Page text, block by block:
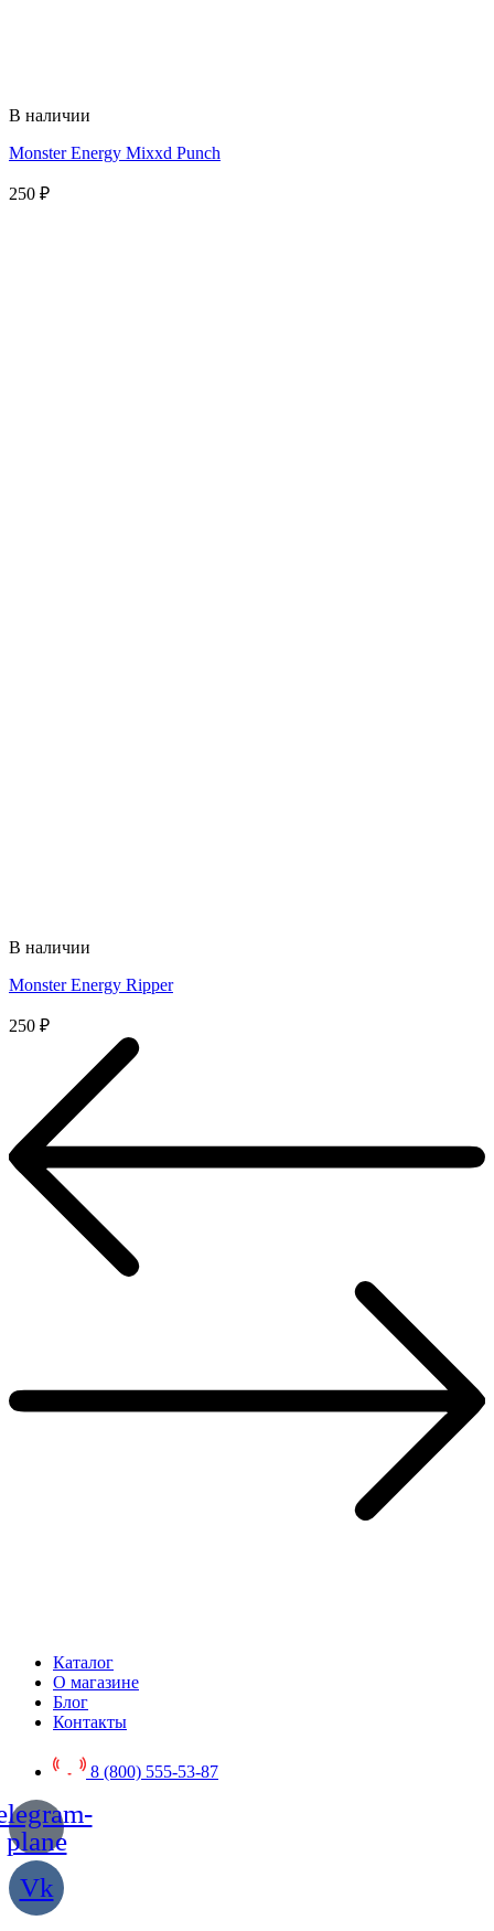
В наличии
Monster Energy Mixxd Punch
250 ₽
В наличии
Monster Energy Ripper
250 ₽
Каталог
О магазине
Блог
Контакты
8 (800) 555-53-87
plane
Vk